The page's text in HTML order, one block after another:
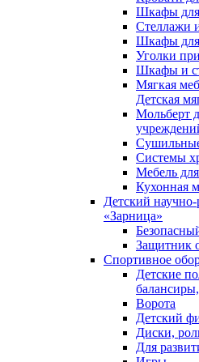
Шкафы для
Стеллажи
Шкафы для
Уголки
Шкафы и
Мягкая
Детская
Мольберт
Системы
Мебель
Кухонная
Детский
«Зарница»
Защитник
Спортивное
Детские
Ворота
Детский
Диски,
Для